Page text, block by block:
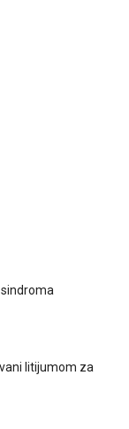
litijumom za